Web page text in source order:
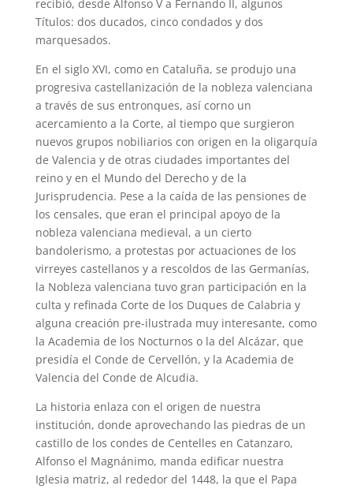
recibió, desde Alfonso V a Fernando II, algunos
Títulos: dos ducados, cinco condados y dos
marquesados.
En el siglo XVI, como en Cataluña, se produjo una
progresiva castellanización de la nobleza valenciana
a través de sus entronques, así corno un
acercamiento a la Corte, al tiempo que surgieron
nuevos grupos nobiliarios con origen en la oligarquía
de Valencia y de otras ciudades importantes del
reino y en el Mundo del Derecho y de la
Jurisprudencia. Pese a la caída de las pensiones de
los censales, que eran el principal apoyo de la
nobleza valenciana medieval, a un cierto
bandolerismo, a protestas por actuaciones de los
virreyes castellanos y a rescoldos de las Germanías,
la Nobleza valenciana tuvo gran participación en la
culta y refinada Corte de los Duques de Calabria y
alguna creación pre-ilustrada muy interesante, como
la Academia de los Nocturnos o la del Alcázar, que
presidía el Conde de Cervellón, y la Academia de
Valencia del Conde de Alcudia.
La historia enlaza con el origen de nuestra
institución, donde aprovechando las piedras de un
castillo de los condes de Centelles en Catanzaro,
Alfonso el Magnánimo, manda edificar nuestra
Iglesia matriz, al rededor del 1448, la que el Papa